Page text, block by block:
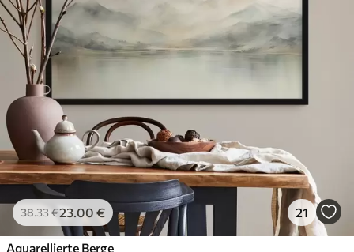
38.33€23.00 € 21
Aquarellierte Berge